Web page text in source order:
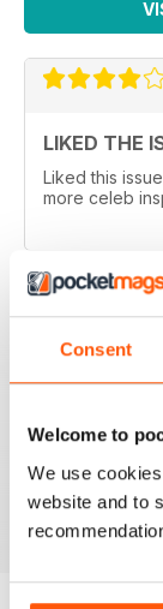
Consent
Welcome to
We use
website and to
LIKED THE
Liked this
more celeb
FOR
leave out in